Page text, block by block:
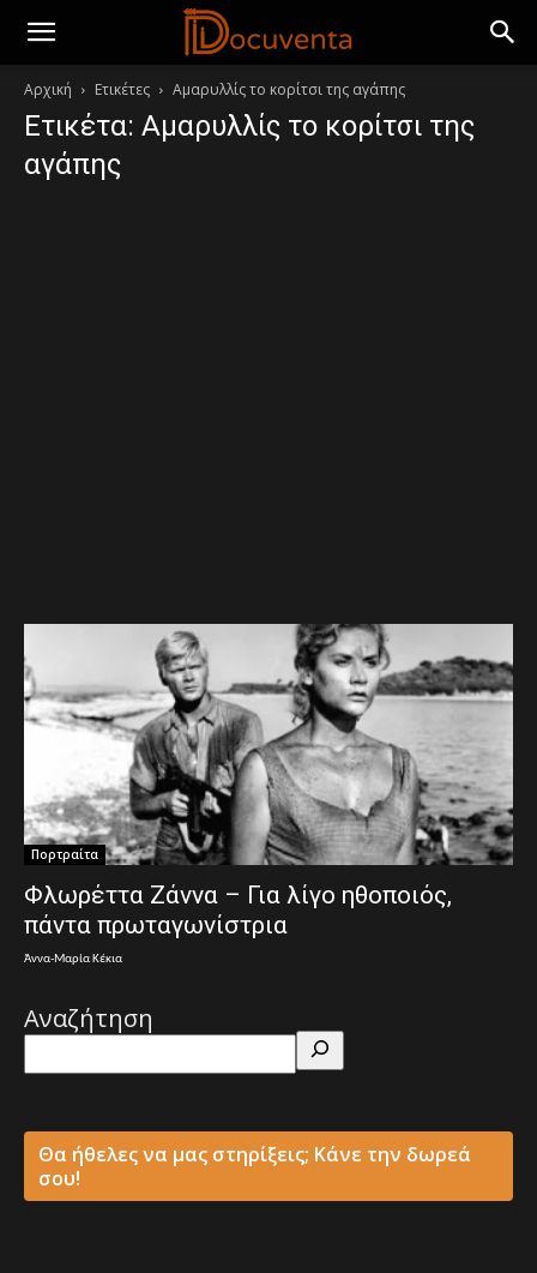
Αρχική Ετικέτες Αμαρυλλίς το κορίτσι της αγάπης
Ετικέτα: Αμαρυλλίς το κορίτσι της
αγάπης
Πορτραίτα
Φλωρέττα Ζάννα – Για λίγο ηθοποιός,
πάντα πρωταγωνίστρια
Άννα-Μαρία Κέκια
Αναζήτηση
Θα ήθελες να μας στηρίξεις; Κάνε την δωρεά
σου!